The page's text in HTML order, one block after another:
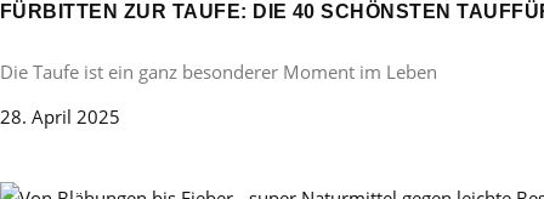
FÜRBITTEN ZUR TAUFE: DIE 40 SCHÖNSTEN
Die Taufe ist ein ganz besonderer Moment im Leben
28. April 2025